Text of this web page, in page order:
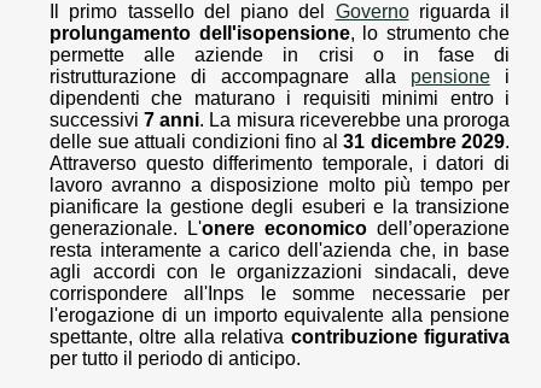
Il primo tassello del piano del Governoriguarda il
prolungamento dell'isopensione, lo strumento che
permette alle aziende in crisi o in fase di
ristrutturazione di accompagnare alla pensionei
dipendenti che maturano i requisiti minimi entro i
successivi7 anni. La misura riceverebbe una proroga
delle sue attuali condizioni fino al 31 dicembre 2029.
Attraverso questo differimento temporale, i datori di
lavoro avranno a disposizione molto più tempo per
pianificare la gestione degli esuberi e la transizione
generazionale. L'onere economico dell’operazione
resta interamente a carico dell'azienda che, in base
agli accordi con le organizzazioni sindacali, deve
corrispondere all'Inps le somme necessarie per
l'erogazione di un importo equivalente alla pensione
spettante, oltre alla relativa contribuzione figurativa
per tutto il periodo di anticipo.